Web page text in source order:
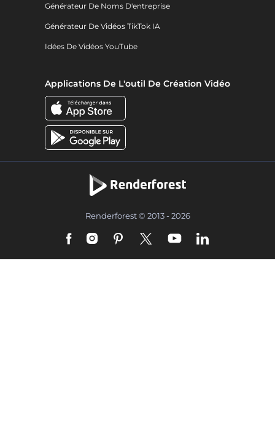
Générateur De Noms D'entreprise
Générateur De Vidéos TikTok IA
Idées De Vidéos YouTube
Applications De L'outil De Création Vidéo
Renderforest © 2013 - 2026